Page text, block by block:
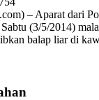
– Aparat dari
(3/5/2014)
balap liar di